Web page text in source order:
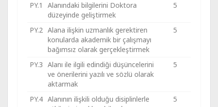
PY.1
Alanındaki bilgilerini Doktora
düzeyinde geliştirmek
5
PY.2 Alana ilişkin uzmanlık gerektiren
konularda akademik bir çalışmayı
bağımsız olarak gerçekleştirmek
5
PY.3 Alanı ile ilgili edindiği düşüncelerini
ve önerilerini yazılı ve sözlü olarak
aktarmak
5
PY.4 Alanının ilişkili olduğu disiplinlerle
5